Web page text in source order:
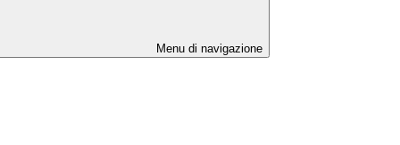
Menu di navigazione